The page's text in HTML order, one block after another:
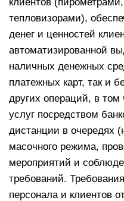
тепловизорами),
денег и ценностей
автоматизированной
наличных денежных
платежных карт, так и
других операций, в том
услуг посредством
дистанции в очередях
масочного режима,
мероприятий и
требований.
персонала и клиентов